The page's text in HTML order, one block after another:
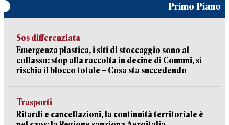
Primo Piano
Sos differenziata
Emergenza plastica, i siti di stoccaggio sono al
collasso: stop alla raccolta in decine di Comuni, si
rischia il blocco totale – Cosa sta succedendo
Trasporti
Ritardi e cancellazioni, la continuità territoriale è